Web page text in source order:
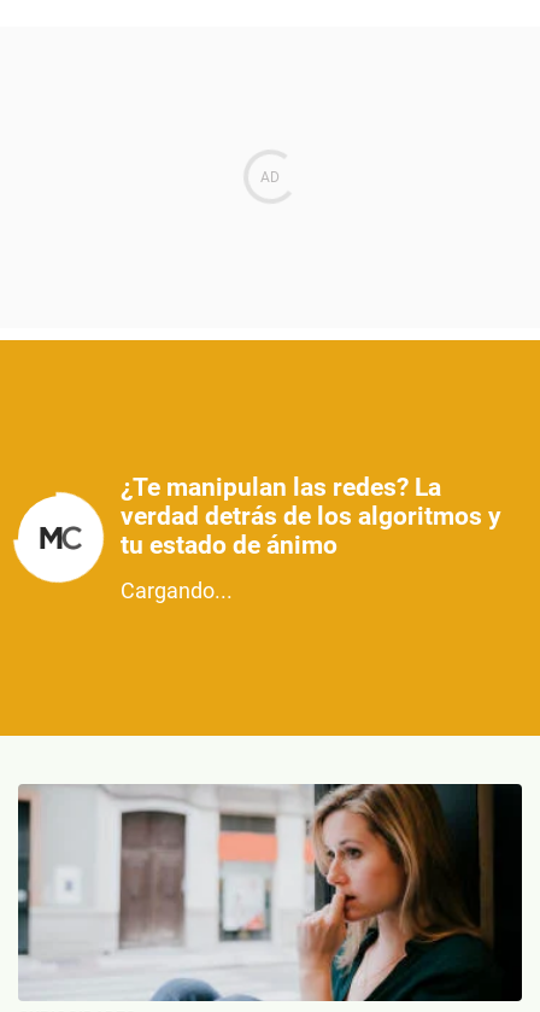
¿Te manipulan las redes? La
verdad detrás de los algoritmos y
tu estado de ánimo
Cargando...